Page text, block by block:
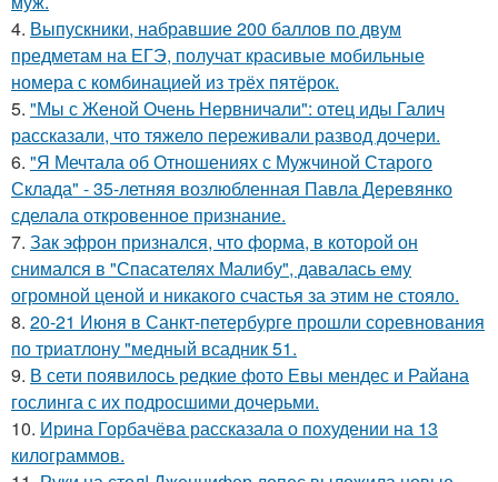
4. Выпускники, набравшие 200 баллов по двум
предметам на ЕГЭ, получат красивые мобильные
номера с комбинацией из трёх пятёрок.
5. "Мы с Женой Очень Нервничали": отец иды Галич
рассказали, что тяжело переживали развод дочери.
6. "Я Мечтала об Отношениях с Мужчиной Старого
Склада" - 35-летняя возлюбленная Павла Деревянко
сделала откровенное признание.
7. Зак эфрон признался, что форма, в которой он
снимался в "Спасателях Малибу", давалась ему
огромной ценой и никакого счастья за этим не стояло.
8. 20-21 Июня в Санкт-петербурге прошли соревнования
по триатлону "медный всадник 51.
9. В сети появилось редкие фото Евы мендес и Райана
гослинга с их подросшими дочерьми.
10. Ирина Горбачёва рассказала о похудении на 13
килограммов.